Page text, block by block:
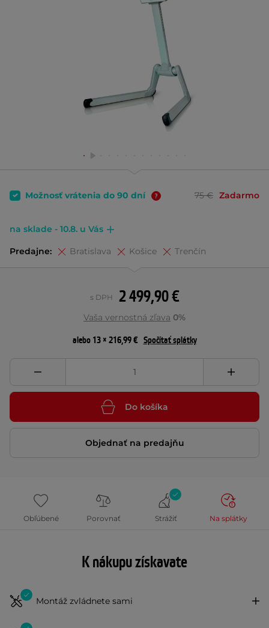
Možnosť vrátenia do 90 dní 75 € Zadarmo
na sklade - 10.8. u Vás
Predajne: Bratislava Košice Trenčín
2 499,90 €
s DPH
Vaša vernostná zľava 0%
alebo 13 × 216,99 € Spočítať splátky
Do košíka
Objednať na predajňu
Obľúbené Porovnať Strážiť Na splátky
K nákupu získavate
Montáž zvládnete sami